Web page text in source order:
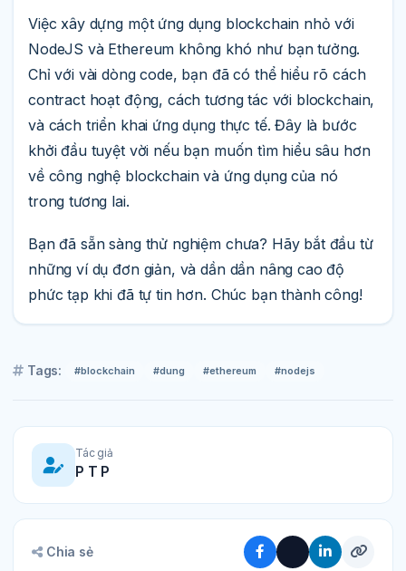
Việc xây dựng một ứng dụng blockchain nhỏ với
NodeJS và Ethereum không khó như bạn tưởng.
Chỉ với vài dòng code, bạn đã có thể hiểu rõ cách
contract hoạt động, cách tương tác với blockchain,
và cách triển khai ứng dụng thực tế. Đây là bước
khởi đầu tuyệt vời nếu bạn muốn tìm hiểu sâu hơn
về công nghệ blockchain và ứng dụng của nó
trong tương lai.
Bạn đã sẵn sàng thử nghiệm chưa? Hãy bắt đầu từ
những ví dụ đơn giản, và dần dần nâng cao độ
phức tạp khi đã tự tin hơn. Chúc bạn thành công!
Tags: #blockchain #dung #ethereum #nodejs
Tác giả
P T P
Chia sẻ